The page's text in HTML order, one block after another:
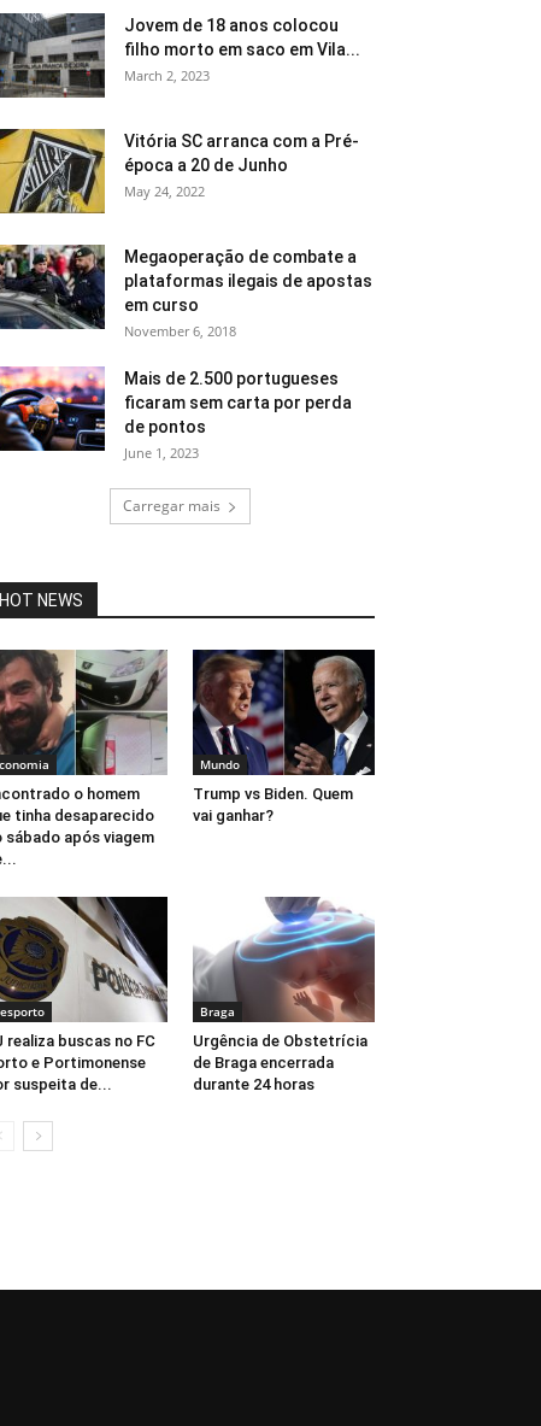
Jovem de 18 anos colocou
filho morto em saco em Vila...
March 2, 2023
Vitória SC arranca com a Pré-
época a 20 de Junho
May 24, 2022
Megaoperação de combate a
plataformas ilegais de apostas
em curso
November 6, 2018
Mais de 2.500 portugueses
ficaram sem carta por perda
de pontos
June 1, 2023
Carregar mais
HOT NEWS
o homem
tinha desaparecido
sábado após viagem
Mundo
Trump vs Biden. Quem
vai ganhar?
realiza buscas no FC
e Portimonense
suspeita de...
Braga
Urgência de Obstetrícia
de Braga encerrada
durante 24 horas